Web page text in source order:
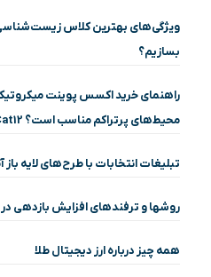
ویژگی‌های بهترین کلاس
بسازیم؟
راهنمای خرید اکسس پوینت
محیط‌های پرتراکم مناسب است؟ Cat4 vs Cat6 vs Cat12
تبلیغات انتخابات با طرح‌های لایه
روشها و ترفندهای افزایش بازدهی
همه چیز درباره ارز دیجیتال طلا